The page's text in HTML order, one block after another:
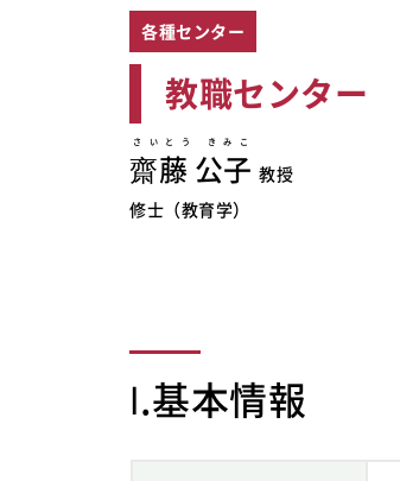
各種センター
教職センター
齋藤 公子
さいとう きみこ
教授
修士（教育学）
Ⅰ.基本情報